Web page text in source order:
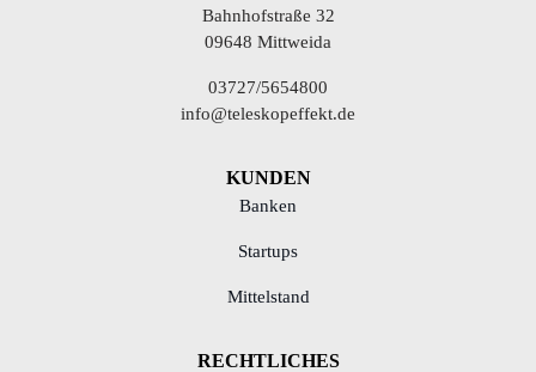
Bahnhofstraße 32
09648 Mittweida
03727/5654800
info@teleskopeffekt.de
KUNDEN
Banken
Startups
Mittelstand
RECHTLICHES